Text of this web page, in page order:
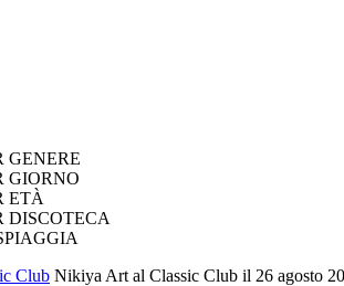
GENERE
GIORNO
ETÀ
DISCOTECA
Club Nikiya Art al Classic Club il 26 agosto